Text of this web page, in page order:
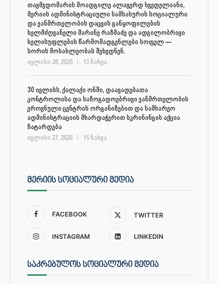
თავმჯდომარის მოადგილე ალავერდ ხვედელიანი,
მერიის ადმინისტრაციული სამსახურის სოციალური
და ჯანმრთელობის დაცვის განყოფილების
ხელმძღვანელი მარინე რაზმაძე და ადგილობრივი
ხელისუფლების წარმომადგენლები სოფელ —
სორის მოსახლეობას შეხვდნენ.
ივლისი 28, 2026 13 ნახვა
30 ივლისს, ქალაქი ონში, დაავადებათა
კონტროლისა და საზოგადოებრივი ჯანმრთელობის
ეროვნული ცენტრის ორგანიზებით და სამხარეო
ადმინისტრაციის მხარდაჭერით სკრინინგის აქცია
ჩატარდება
ივლისი 27, 2026 15 ნახვა
ᲛᲔᲠᲘᲘᲡ ᲡᲝᲪᲘᲐᲚᲣᲠᲘ ᲛᲔᲓᲘᲐ
FACEBOOK TWITTER
INSTAGRAM LINKEDIN
ᲡᲐᲙᲠᲔᲑᲣᲚᲝᲡ ᲡᲝᲪᲘᲐᲚᲣᲠᲘ ᲛᲔᲓᲘᲐ